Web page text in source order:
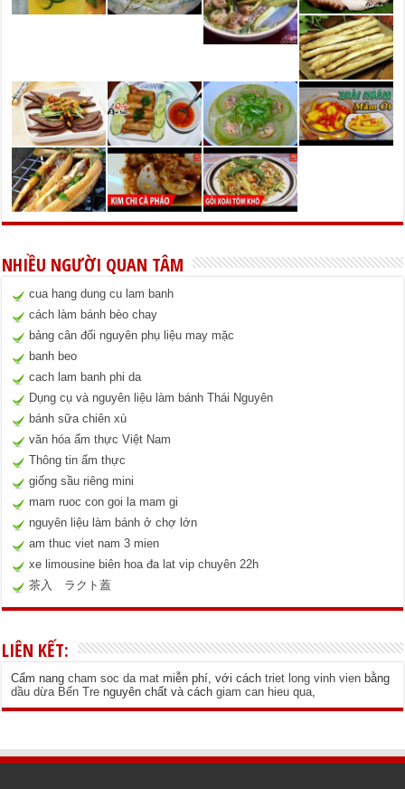
NHIỀU NGƯỜI QUAN TÂM
cua hang dung cu lam banh
cách làm bánh bèo chay
bảng cân đối nguyên phụ liệu may mặc
banh beo
cach lam banh phi da
Dụng cụ và nguyên liệu làm bánh Thái Nguyên
bánh sữa chiên xù
văn hóa ẩm thực Việt Nam
Thông tin ẩm thực
giống sầu riêng mini
mam ruoc con goi la mam gi
nguyên liệu làm bánh ở chợ lớn
am thuc viet nam 3 mien
xe limousine biên hoa đa lat vip chuyên 22h
茶入 ラクト蓋
LIÊN KẾT:
Cẩm nangcham soc da mat miễn phí, với cáchtriet long vinh vien bằng
dầu dừa Bến Tre nguyên chất và cáchgiam can hieu qua